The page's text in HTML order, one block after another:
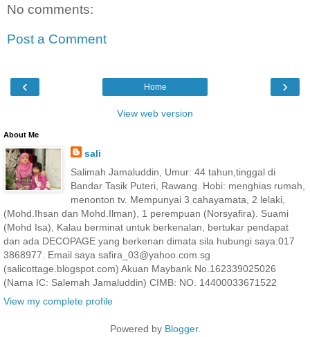
No comments:
Post a Comment
‹ ›
Home
View web version
About Me
sali
Salimah Jamaluddin, Umur: 44 tahun,tinggal di
Bandar Tasik Puteri, Rawang. Hobi: menghias rumah,
menonton tv. Mempunyai 3 cahayamata, 2 lelaki,
(Mohd.Ihsan dan Mohd.Ilman), 1 perempuan (Norsyafira). Suami
(Mohd Isa), Kalau berminat untuk berkenalan, bertukar pendapat
dan ada DECOPAGE yang berkenan dimata sila hubungi saya:017
3868977. Email saya safira_03@yahoo.com.sg
(salicottage.blogspot.com) Akuan Maybank No.162339025026
(Nama IC: Salemah Jamaluddin) CIMB: NO. 14400033671522
View my complete profile
Powered by Blogger.